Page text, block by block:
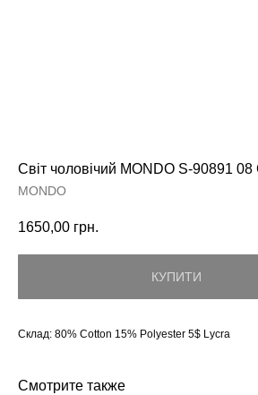
Світ чоловічий MONDO S-90891 08
MONDO
1650,00 грн.
КУПИТИ
Склад: 80% Cotton 15% Polyester 5$ Lycra
Смотрите также